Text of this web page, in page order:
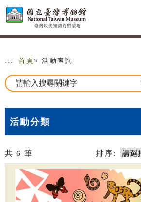
跳到主要內容
網站導覽
::: 首頁 > 活動查詢
活動分類
共 6 筆 排序: